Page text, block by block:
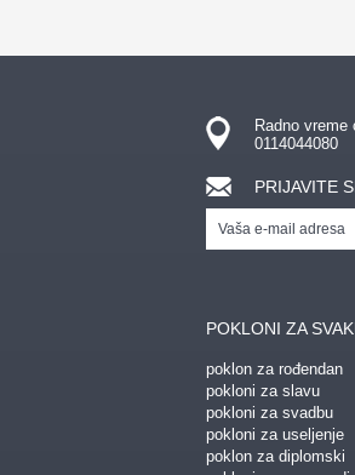
Radno
0114044080
PRIJAVITE
POKLONI ZA
poklon za rođendan
pokloni za slavu
pokloni za svadbu
pokloni za useljenje
poklon za diplomski